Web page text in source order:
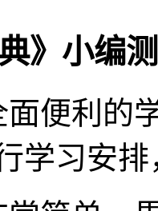
》小编
便利的
学习安